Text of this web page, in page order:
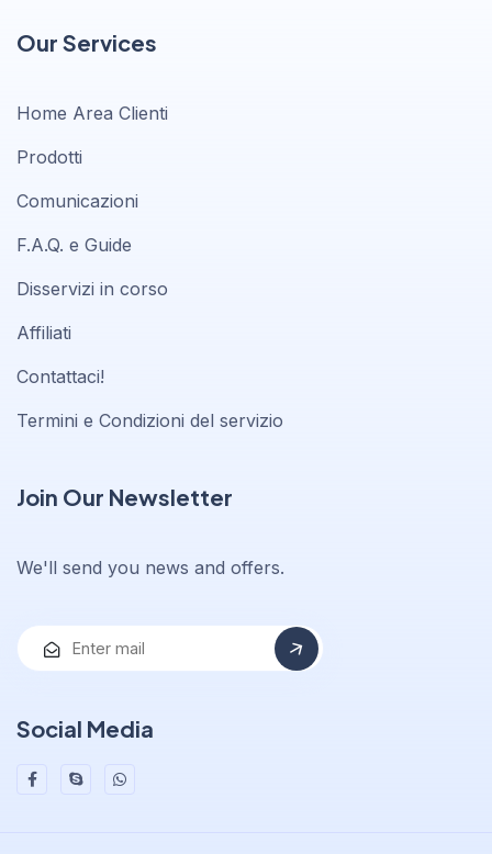
Our Services
Home Area Clienti
Prodotti
Comunicazioni
F.A.Q. e Guide
Disservizi in corso
Affiliati
Contattaci!
Termini e Condizioni del servizio
Join Our Newsletter
We'll send you news and offers.
Social Media